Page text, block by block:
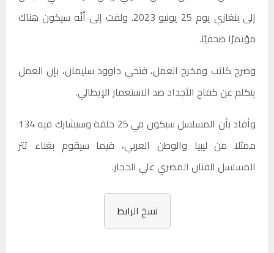
إلى بنغازي يوم 25 يونيو 2023. ولفت إلى أنّه سيكون هناك
مؤتمرًا صحفيًا.
وصرح كاتب ومخرج العمل، فتحي داوود سليمان، بإن العمل
يتكلم عن كفاح الأجداد ضد الاستعمار الإيطالي.
وأفاد بأن المسلسل سيكون في 25 حلقة وسيشارك فيه 134
ممثلا من ليبيا والوطن العربي، فيما سيقوم بغناء تتر
المسلسل الفنان المصري علي الحجار.
نسخ الرابط